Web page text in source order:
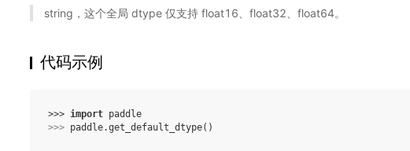
string，这个全局 dtype 仅支持 float16、float32、float64。
代码示例
>>> import paddle
>>> paddle.get_default_dtype()